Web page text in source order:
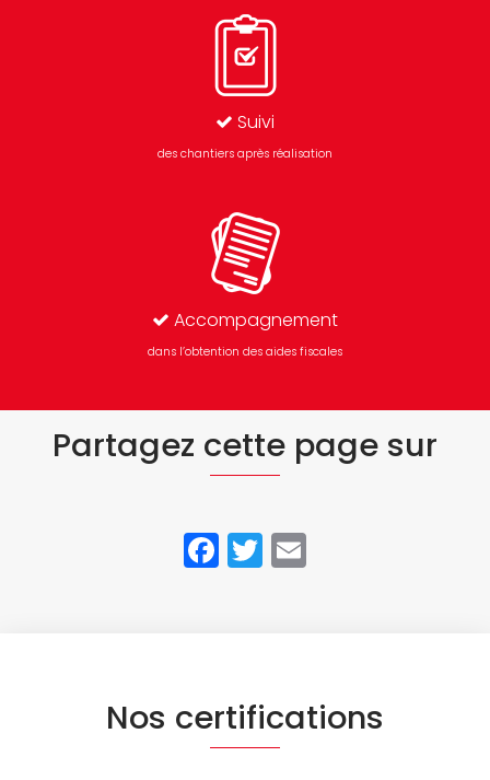
Suivi
des chantiers après réalisation
Accompagnement
dans l’obtention des aides fiscales
Partagez cette page sur
Facebook
Twitter
Nos certifications